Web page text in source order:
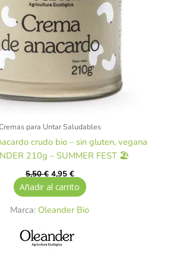
para Untar Saludables
crudo bio – sin gluten, vegana
210g – SUMMER FEST 🏖️
5,50€ 4,95 €
Añadir al carrito
Marca: Oleander Bio